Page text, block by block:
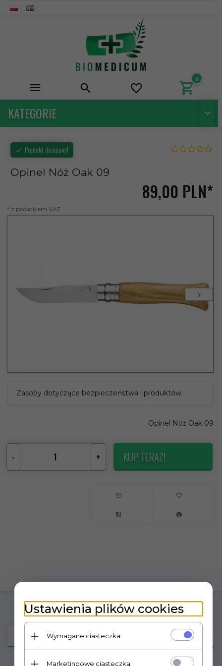
0
KATEGORIE
Produkt dostępny!
Opinel Nóż Oak 09
89,00 PLN*
* z podatkiem VAT
Zasoby dotyczące bezpieczeństwa i produktów
Opinel Nóż Oak 09
- + KUP TERAZ!
OPIS PRODUKTU
Ustawienia plików cookies
Wymagane ciasteczka
Marketingowe ciasteczka